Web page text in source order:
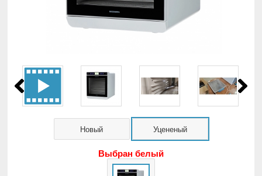
Новый Уцененый
Выбран белый